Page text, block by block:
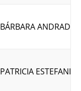
BÁRBARA ANDRADE
PATRICIA ESTEFANIA